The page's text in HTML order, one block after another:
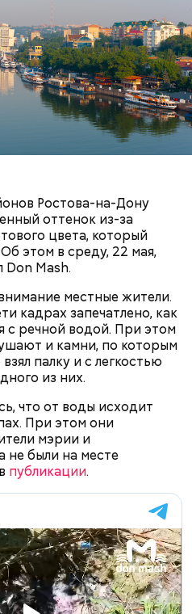
Ростова-на-Дону
оттенок из-за
цвета, который
этом в среду, 22 мая,
Don Mash.
местные жители.
кадрах запечатлено, как
с речной водой. При этом
и камни, по которым
палку и с легкостью
из них.
что от воды исходит
При этом они
мэрии и
не были на месте
публикации.
подозреваемого в
его 18-летнего
На допросе он
как именно
и где спрятал оружие, из
матери не
Все изменила
пасынка женщины.
мальчика вещества,
хронической болезни.
правоохранительные
ребенка, имеющего
большое
с чем по данному факту
дело по статье
здоровью».